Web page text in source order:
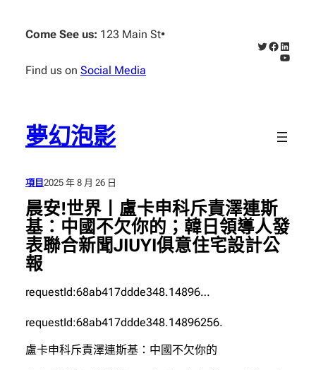
Come See us: 123 Main St•
Find us on Social Media
X Facebook
夢幻泡影
項目 2025 年 8 月 26 日
晨安!世界丨盧卡申科斥責澤連斯
基：中國不欠你的；韓日領導人發
表聯合新聞JIUYI俱意住宅設計公
報
requestId:68ab417ddde348.14896…
requestId:68ab417ddde348.14896256.
盧卡申科斥責澤連斯基：中國不欠你的